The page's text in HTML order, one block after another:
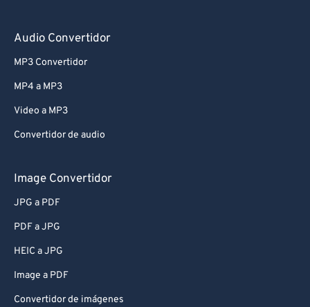
Audio Convertidor
MP3 Convertidor
MP4 a MP3
Video a MP3
Convertidor de audio
Image Convertidor
JPG a PDF
PDF a JPG
HEIC a JPG
Image a PDF
Convertidor de imágenes